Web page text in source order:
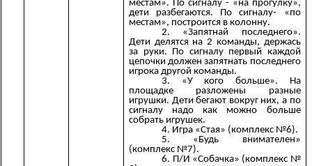
местам». По сигналу - «на прогулку»,
дети разбегаются. По сигналу- «по
местам», построится в колонну.
2. «Запятнай последнего».
Дети делятся на 2 команды, держась
за руки. По сигналу первый каждой
цепочки должен запятнать последнего
игрока другой команды.
3. «У кого больше». На
площадке разложены разные
игрушки. Дети бегают вокруг них, а по
сигналу надо как можно больше
собрать игрушек.
4. Игра «Стая» (комплекс №6).
5. «Будь внимателен»
(комплекс №7).
6. П/И «Собачка» (комплекс №